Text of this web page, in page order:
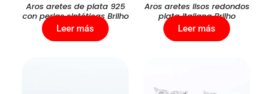
Aros aretes de plata 925
con perlas sintéticas Brilho
Leer más
Aros aretes lisos redondos
plata italiana Brilho
Leer más